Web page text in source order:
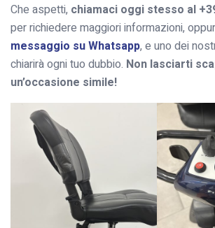
Che aspetti, chiamaci oggi stesso al
per richiedere maggiori informazioni,
messaggio su Whatsapp, e uno dei
chiarirà ogni tuo dubbio. Non lasciarti
un’occasione simile!